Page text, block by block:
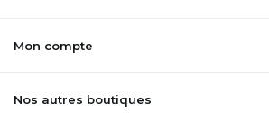
Mon compte
Nos autres boutiques